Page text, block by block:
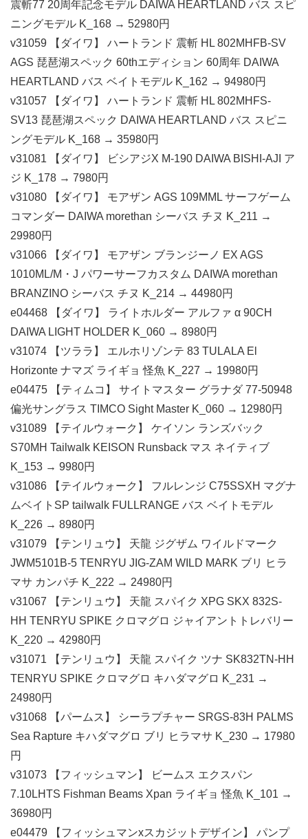
震斬77 20周年記念モデル DAIWA HEARTLAND バス スピ
ニングモデル K_168 → 52980円
v31059 【ダイワ】 ハートランド 震斬 HL 802MHFB-SV
AGS 琵琶湖スペック 60thエディション 60周年 DAIWA
HEARTLAND バス ベイトモデル K_162 → 94980円
v31057 【ダイワ】 ハートランド 震斬 HL 802MHFS-
SV13 琵琶湖スペック DAIWA HEARTLAND バス スピニ
ングモデル K_168 → 35980円
v31081 【ダイワ】 ビシアジX M-190 DAIWA BISHI-AJI ア
ジ K_178 → 7980円
v31080 【ダイワ】 モアザン AGS 109MML サーフゲーム
コマンダー DAIWA morethan シーバス チヌ K_211 →
29980円
v31066 【ダイワ】 モアザン ブランジーノ EX AGS
1010ML/M・J パワーサーフカスタム DAIWA morethan
BRANZINO シーバス チヌ K_214 → 44980円
e04468 【ダイワ】 ライトホルダー アルファ α 90CH
DAIWA LIGHT HOLDER K_060 → 8980円
v31074 【ツララ】 エルホリゾンテ 83 TULALA El
Horizonte ナマズ ライギョ 怪魚 K_227 → 19980円
e04475 【ティムコ】 サイトマスター グラナダ 77-50948
偏光サングラス TIMCO Sight Master K_060 → 12980円
v31089 【テイルウォーク】 ケイソン ランズバック
S70MH Tailwalk KEISON Runsback マス ネイティブ
K_153 → 9980円
v31086 【テイルウォーク】 フルレンジ C75SSXH マグナ
ムベイトSP tailwalk FULLRANGE バス ベイトモデル
K_226 → 8980円
v31079 【テンリュウ】 天龍 ジグザム ワイルドマーク
JWM5101B-5 TENRYU JIG-ZAM WILD MARK ブリ ヒラ
マサ カンパチ K_222 → 24980円
v31067 【テンリュウ】 天龍 スパイク XPG SKX 832S-
HH TENRYU SPIKE クロマグロ ジャイアントトレバリー
K_220 → 42980円
v31071 【テンリュウ】 天龍 スパイク ツナ SK832TN-HH
TENRYU SPIKE クロマグロ キハダマグロ K_231 →
24980円
v31068 【パームス】 シーラプチャー SRGS-83H PALMS
Sea Rapture キハダマグロ ブリ ヒラマサ K_230 → 17980
円
v31073 【フィッシュマン】 ビームス エクスパン
7.10LHTS Fishman Beams Xpan ライギョ 怪魚 K_101 →
36980円
e04479 【フィッシュマンxスカジットデザイン】 パンプ